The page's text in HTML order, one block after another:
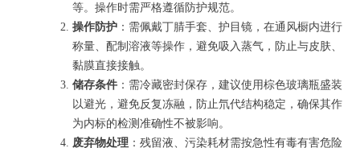
等。操作时需严格遵循防护规范。
操作防护 ：需佩戴丁腈手套、护目镜，在通风橱内进行
称量、配制溶液等操作，避免吸入蒸气，防止与皮肤、
黏膜直接接触。
储存条件 ：需冷藏密封保存，建议使用棕色玻璃瓶盛装
以避光，避免反复冻融，防止氘代结构稳定，确保其作
为内标的检测准确性不被影响。
废弃物处理 ：残留液、污染耗材需按急性有毒有害危险